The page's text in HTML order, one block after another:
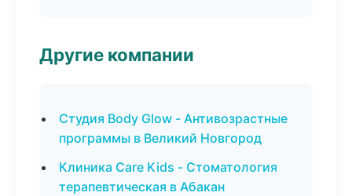
Другие компании
Студия Body Glow - Антивозрастные
программы в Великий Новгород
Клиника Care Kids - Стоматология
терапевтическая в Абакан